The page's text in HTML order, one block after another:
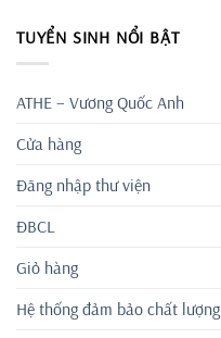
TUYỂN SINH NỔI BẬT
ATHE – Vương Quốc Anh
Cửa hàng
Đăng nhập thư viện
ĐBCL
Giỏ hàng
Hệ thống đảm bảo chất lượng